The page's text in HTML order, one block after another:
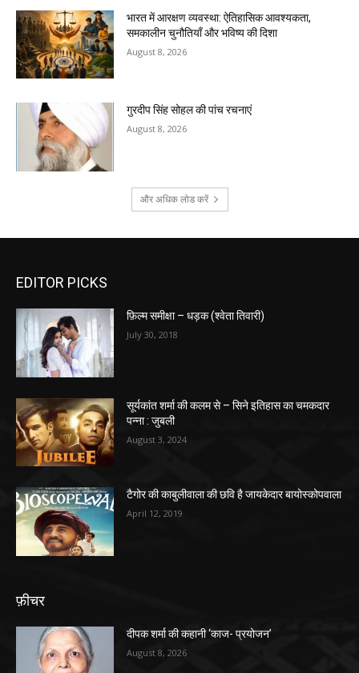
भारत में आरक्षण व्यवस्था: ऐतिहासिक आवश्यकता,
समकालीन चुनौतियाँ और भविष्य की दिशा
August 8, 2026
गुरदीप सिंह सोहल की पांच रचनाएं
August 8, 2026
और अधिक लोड करें
EDITOR PICKS
फ़िल्म समीक्षा – धड़क (श्वेता तिवारी)
July 30, 2018
सूर्यकांत शर्मा की कलम से – सिने इतिहास का चमकदार
पन्ना : जुबली
August 3, 2024
टैगोर की काबुलीवाला की छवि है जायकेदार बायोस्कोपवाला
April 12, 2019
फ़ीचर
दीपक शर्मा की कहानी ‘काज- प्रयोजन’
August 8, 2026